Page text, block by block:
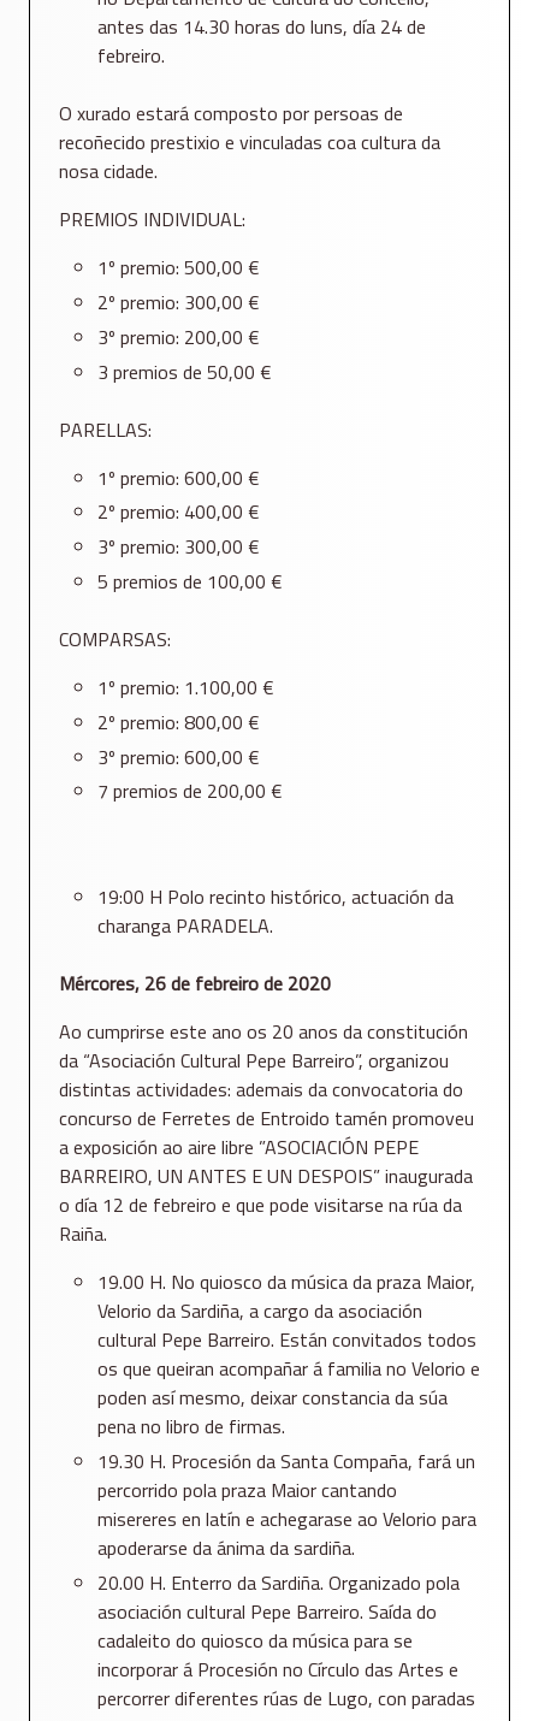
antes das 14.30 horas do luns, día 24 de
febreiro.
O xurado estará composto por persoas de
recoñecido prestixio e vinculadas coa cultura da
nosa cidade.
PREMIOS INDIVIDUAL:
1º premio: 500,00 €
2º premio: 300,00 €
3º premio: 200,00 €
3 premios de 50,00 €
PARELLAS:
1º premio: 600,00 €
2º premio: 400,00 €
3º premio: 300,00 €
5 premios de 100,00 €
COMPARSAS:
1º premio: 1.100,00 €
2º premio: 800,00 €
3º premio: 600,00 €
7 premios de 200,00 €
19:00 H Polo recinto histórico, actuación da
charanga PARADELA.
Mércores, 26 de febreiro de 2020
Ao cumprirse este ano os 20 anos da constitución
da “Asociación Cultural Pepe Barreiro”, organizou
distintas actividades: ademais da convocatoria do
concurso de Ferretes de Entroido tamén promoveu
a exposición ao aire libre ”ASOCIACIÓN PEPE
BARREIRO, UN ANTES E UN DESPOIS” inaugurada
o día 12 de febreiro e que pode visitarse na rúa da
Raiña.
19.00 H. No quiosco da música da praza Maior,
Velorio da Sardiña, a cargo da asociación
cultural Pepe Barreiro. Están convitados todos
os que queiran acompañar á familia no Velorio e
poden así mesmo, deixar constancia da súa
pena no libro de firmas.
19.30 H. Procesión da Santa Compaña, fará un
percorrido pola praza Maior cantando
misereres en latín e achegarase ao Velorio para
apoderarse da ánima da sardiña.
20.00 H. Enterro da Sardiña. Organizado pola
asociación cultural Pepe Barreiro. Saída do
cadaleito do quiosco da música para se
incorporar á Procesión no Círculo das Artes e
percorrer diferentes rúas de Lugo, con paradas